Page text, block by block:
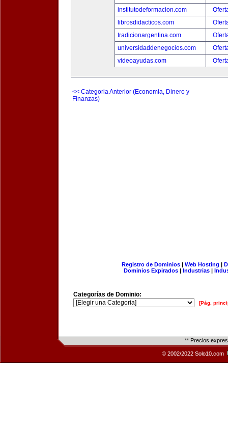
institutodeformacion.com
librosdidacticos.com
tradicionargentina.com
universidaddenegocios.com
videoayudas.com
<< Categoria Anterior (Economia, Dinero y
Finanzas)
Registro de Dominios| Web Hosting |
Dominios Expirados | Industrias |
Categorías de Dominio:
[Pág.
** Precios
© 2002/2022 Solo10.com